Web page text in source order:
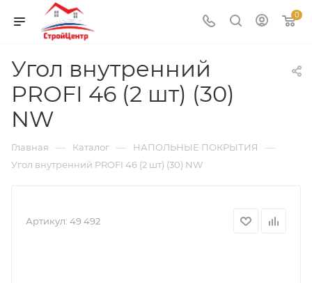
0
Угол внутренний
PROFI 46 (2 шт) (30)
NW
Главная — Каталог — НАПОЛЬНЫЕ ПОКРЫТИЯ —
Угол внутренний PROFI 46 (2 шт) (30) NW
Артикул: 49 492